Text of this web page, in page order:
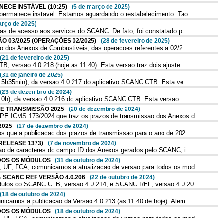
INSTÁVEL (10:25) (5 de março de 2025)
instavel. Estamos aguardando o restabelecimento. Tao ...
de 2025)
de acesso aos servicos do SCANC. De fato, foi constatado p...
03/2025 (OPERAÇÕES 02/2025) (28 de fevereiro de 2025)
dos Anexos de Combustiveis, das operacoes referentes a 02/2...
(21 de fevereiro de 2025)
versao 4.0.218 (hoje as 11:40). Esta versao traz dois ajuste...
(31 de janeiro de 2025)
da versao 4.0.217 do aplicativo SCANC CTB. Esta ve...
(23 de dezembro de 2024)
da versao 4.0.216 do aplicativo SCANC CTB. Esta versao ...
TRANSMISSÃO 2025 (20 de dezembro de 2024)
ICMS 173/2024 que traz os prazos de transmissao dos Anexos d...
(17 de dezembro de 2024)
que a publicacao dos prazos de transmissao para o ano de 202...
1373) (7 de novembro de 2024)
de caracteres do campo ID dos Anexos gerados pelo SCANC, i...
OS MÓDULOS (31 de outubro de 2024)
FCA, comunicamos a atualizacao de versao para todos os mod...
SCANC REF VERSÃO 4.0.206 (22 de outubro de 2024)
do SCANC CTB, versao 4.0.214, e SCANC REF, versao 4.0.20...
(18 de outubro de 2024)
a publicacao da Versao 4.0.213 (as 11:40 de hoje). Alem ...
OS MÓDULOS (18 de outubro de 2024)